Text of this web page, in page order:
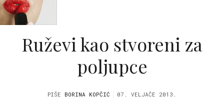
Ruževi kao stvoreni za
poljupce
PIŠE BORINA KOPČIĆ 07. VELJAČE 2013.